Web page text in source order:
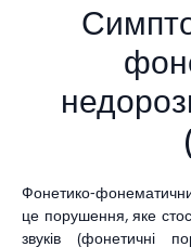
Фонетико-
це порушення, яке
звуків (фонетичні